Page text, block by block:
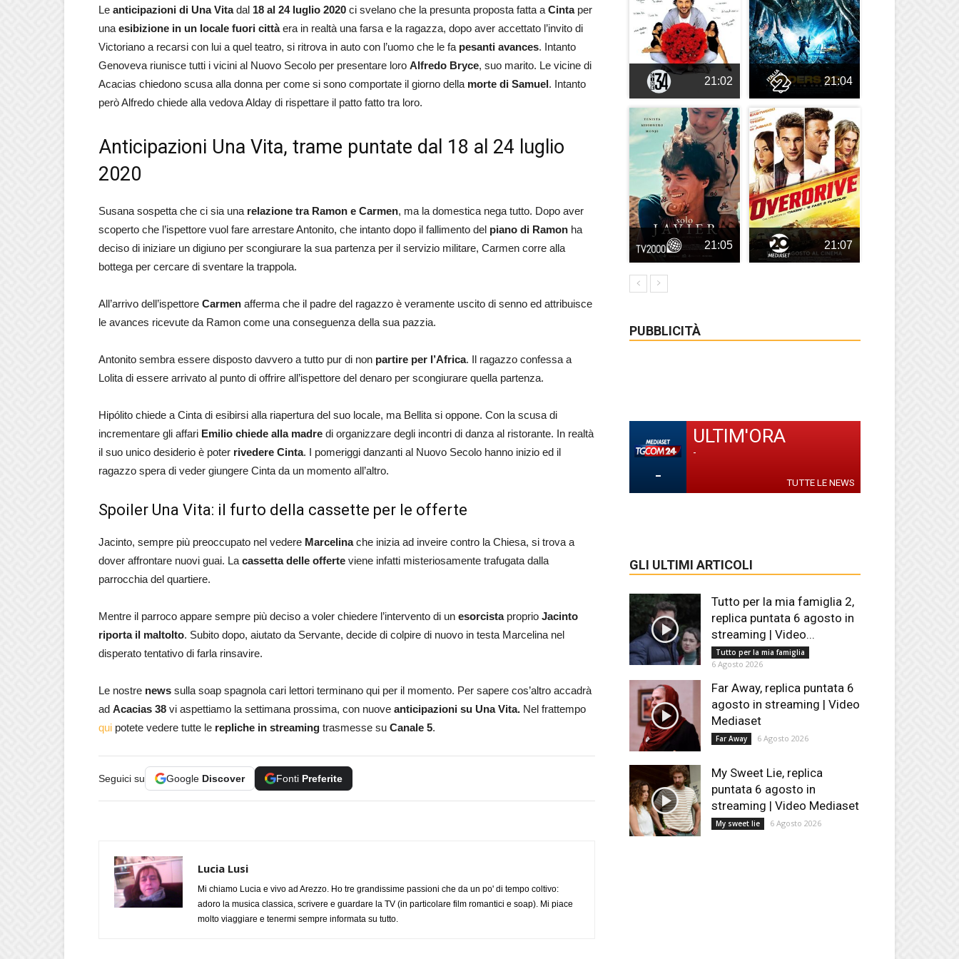
Le anticipazioni di Una Vitadal 18 al 24 luglio 2020 ci svelano che la presunta proposta fatta a Cintaper
una esibizione in un locale fuori cittàera in realtà una farsa e la ragazza, dopo aver accettato l’invito di
Victoriano a recarsi con lui a quel teatro, si ritrova in auto con l’uomo che le fa pesanti avances. Intanto
Genoveva riunisce tutti i vicini al Nuovo Secolo per presentare loro Alfredo Bryce, suo marito. Le vicine di
Acacias chiedono scusa alla donna per come si sono comportate il giorno della morte di Samuel. Intanto
però Alfredo chiede alla vedova Alday di rispettare il patto fatto tra loro.
Anticipazioni Una Vita, trame puntate dal 18 al 24 luglio
2020
Susana sospetta che ci sia una relazione tra Ramon e Carmen, ma la domestica nega tutto. Dopo aver
scoperto che l’ispettore vuol fare arrestare Antonito, che intanto dopo il fallimento del piano di Ramon ha
deciso di iniziare un digiuno per scongiurare la sua partenza per il servizio militare, Carmen corre alla
bottega per cercare di sventare la trappola.
All’arrivo dell’ispettore Carmen afferma che il padre del ragazzo è veramente uscito di senno ed attribuisce
le avances ricevute da Ramon come una conseguenza della sua pazzia.
Antonito sembra essere disposto davvero a tutto pur di non partire per l’Africa. Il ragazzo confessa a
Lolita di essere arrivato al punto di offrire all’ispettore del denaro per scongiurare quella partenza.
Hipólito chiede a Cinta di esibirsi alla riapertura del suo locale, ma Bellita si oppone. Con la scusa di
incrementare gli affari Emilio chiede alla madre di organizzare degli incontri di danza al ristorante. In realtà
il suo unico desiderio è poter rivedere Cinta. I pomeriggi danzanti al Nuovo Secolo hanno inizio ed il
ragazzo spera di veder giungere Cinta da un momento all’altro.
Spoiler Una Vita: il furto della cassette per le offerte
Jacinto, sempre più preoccupato nel vedere Marcelinache inizia ad inveire contro la Chiesa, si trova a
dover affrontare nuovi guai. La cassetta delle offerte viene infatti misteriosamente trafugata dalla
parrocchia del quartiere.
Mentre il parroco appare sempre più deciso a voler chiedere l’intervento di un esorcistaproprio Jacinto
riporta il maltolto. Subito dopo, aiutato da Servante, decide di colpire di nuovo in testa Marcelina nel
disperato tentativo di farla rinsavire.
Le nostre news sulla soap spagnola cari lettori terminano qui per il momento. Per sapere cos’altro accadrà
ad Acacias 38 vi aspettiamo la settimana prossima, con nuove anticipazioni su Una Vita. Nel frattempo
qui potete vedere tutte le repliche in streaming trasmesse su Canale 5.
Seguici su Google Discover Fonti Preferite
Lucia Lusi
Mi chiamo Lucia e vivo ad Arezzo. Ho tre grandissime passioni che da un po' di tempo coltivo:
adoro la musica classica, scrivere e guardare la TV (in particolare film romantici e soap). Mi piace
molto viaggiare e tenermi sempre informata su tutto.
21:02 21:04
21:05 21:07
PUBBLICITÀ
-
ULTIM'ORA
-
TUTTE LE NEWS
GLI ULTIMI ARTICOLI
Tutto per la mia famiglia 2,
replica puntata 6 agosto in
streaming | Video...
Tutto per la mia famiglia
6 Agosto 2026
Far Away, replica puntata 6
agosto in streaming | Video
Mediaset
Far Away 6 Agosto 2026
My Sweet Lie, replica
puntata 6 agosto in
streaming | Video Mediaset
My sweet lie 6 Agosto 2026